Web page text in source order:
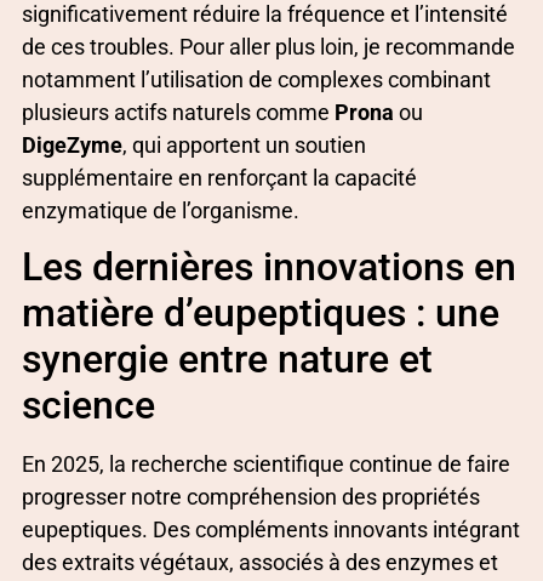
significativement réduire la fréquence et l’intensité
de ces troubles. Pour aller plus loin, je recommande
notamment l’utilisation de complexes combinant
plusieurs actifs naturels comme Prona ou
DigeZyme, qui apportent un soutien
supplémentaire en renforçant la capacité
enzymatique de l’organisme.
Les dernières innovations en
matière d’eupeptiques : une
synergie entre nature et
science
En 2025, la recherche scientifique continue de faire
progresser notre compréhension des propriétés
eupeptiques. Des compléments innovants intégrant
des extraits végétaux, associés à des enzymes et